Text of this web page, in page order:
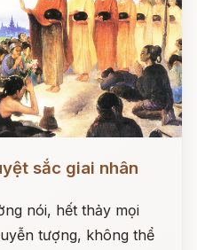
sắc giai nhân
nói, hết thảy mọi
tượng, không thể